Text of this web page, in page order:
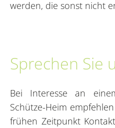
werden, die sonst nicht
Sprechen Sie
Bei Interesse an
Schütze-Heim
frühen Zeitpunkt